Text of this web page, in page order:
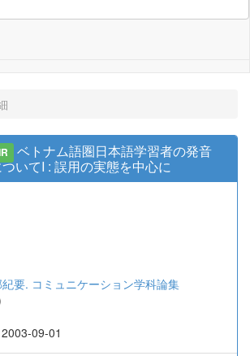
ベトナム語圏日本語学習者の発音
いてI : 誤用の実態を中心に
要. コミュニケーション学科論集
09-01